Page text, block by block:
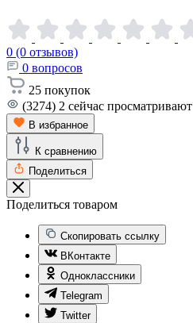
0 (0 отзывов)
0 вопросов
25 покупок
(3274) 2 сейчас просматривают
В избранное
К сравнению
Поделиться
Поделиться товаром
Скопировать ссылку
ВКонтакте
Одноклассники
Telegram
Twitter